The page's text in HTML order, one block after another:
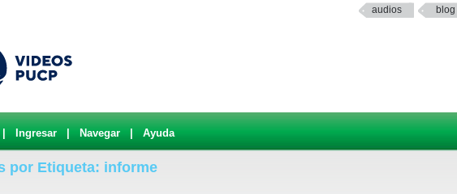
audios blog
Ingresar Navegar Ayuda
por Etiqueta: informe